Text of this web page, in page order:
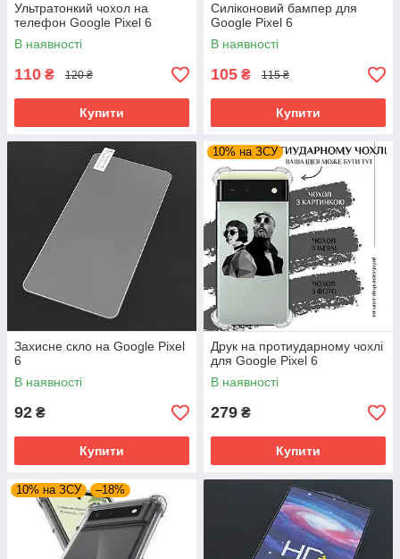
Ультратонкий чохол на
телефон Google Pixel 6
В наявності
110 ₴ 120 ₴
Купити
Силіконовий бампер для
Google Pixel 6
В наявності
105 ₴ 115 ₴
Купити
Захисне скло на Google Pixel
6
В наявності
92 ₴
Купити
10% на ЗСУ
Друк на протиударному чохлі
для Google Pixel 6
В наявності
279 ₴
Купити
10% на ЗСУ –18%